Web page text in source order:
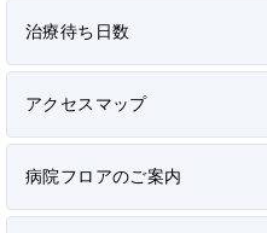
治療待ち日数
アクセスマップ
病院フロアのご案内